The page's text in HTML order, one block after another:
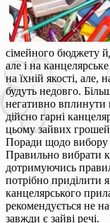
сімейного бюджету
але і на
на їхній якості, але,
будуть недовго.
негативно вплинути
дійсно гарні
цьому зайвих
Поради щодо вибору
Правильно вибрати
дотримуючись
потрібно приділити
канцелярського
рекомендується не
завжди є зайві речі.